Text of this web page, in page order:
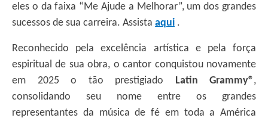
eles o da faixa “Me Ajude a Melhorar”, um dos grandes
sucessos de sua carreira. Assista aqui .
Reconhecido pela excelência artística e pela força
espiritual de sua obra, o cantor conquistou novamente
em 2025 o tão prestigiado
Latin Grammy®,
consolidando seu nome entre os grandes
representantes da música de fé em toda a América